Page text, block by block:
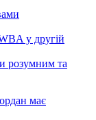
розумним та